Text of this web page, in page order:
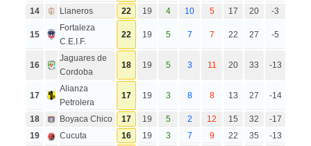
14 Llaneros 22 19 4 10 5 17 20 -3
15
Fortaleza
C.E.I.F.
22 19 5 7 7 22 27 -5
16
Jaguares de
Cordoba
18 19 5 3 11 20 33 -13
17
Alianza
Petrolera
17 19 3 8 8 13 27 -14
18 Boyaca Chico 17 19 5 2 12 15 32
-17
19
Cucuta 16 19 3 7 9 22 35
-13